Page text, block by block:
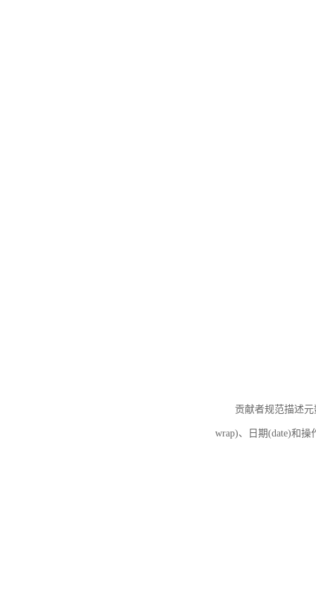
贡献者规范描述
wrap)、日期(date)和操